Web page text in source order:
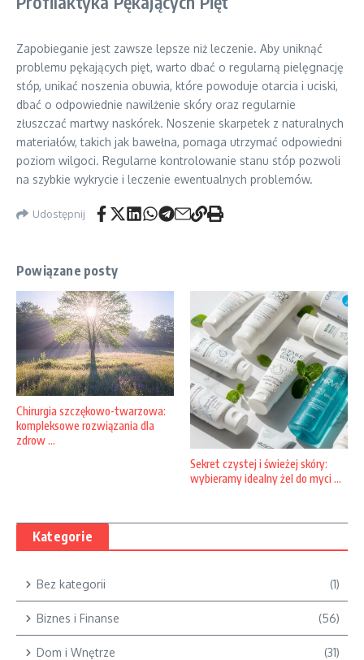
Zapobieganie jest zawsze lepsze niż leczenie. Aby uniknąć
problemu pękających pięt, warto dbać o regularną pielęgnację
stóp, unikać noszenia obuwia, które powoduje otarcia i uciski,
dbać o odpowiednie nawilżenie skóry oraz regularnie
złuszczać martwy naskórek. Noszenie skarpetek z naturalnych
materiałów, takich jak bawełna, pomaga utrzymać odpowiedni
poziom wilgoci. Regularne kontrolowanie stanu stóp pozwoli
na szybkie wykrycie i leczenie ewentualnych problemów.
Udostępnij
Powiązane posty
Chirurgia szczękowo-twarzowa:
kompleksowe rozwiązania dla
zdrow ...
Sekret czystej i świeżej skóry:
wybieramy idealny żel do myci ...
Kategorie
Bez kategorii (1)
Biznes i Finanse (56)
Dom i Wnętrze (31)